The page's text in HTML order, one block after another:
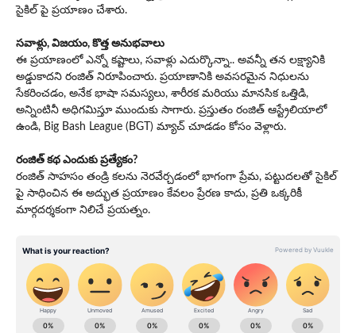
సైకిల్ పై ప్రయాణం చేశారు.
సవాళ్లు, విజయం, కొత్త అనుభవాలు
ఈ ప్రయాణంలో ఎన్నో కష్టాలు, సవాళ్లు ఎదుర్కొన్నా.. అవన్నీ తన లక్ష్యానికి
అడ్డుకాదని రంజిత్ నిరూపించారు. ప్రయాణానికి అవసరమైన నిధులను
సేకరించడం, అనేక భాషా సమస్యలు, శారీరక మరియు మానసిక ఒత్తిడి,
అన్నింటినీ అధిగమిస్తూ ముందుకు సాగారు. ప్రస్తుతం రంజిత్ ఆస్ట్రేలియాలో
ఉండి, Big Bash League (BGT) మ్యాచ్ చూడడం కోసం వెళ్లారు.
రంజిత్ కథ ఎందుకు ప్రత్యేకం?
రంజిత్ సాహసం తండ్రి కలను నెరవేర్చడంలో భాగంగా ప్రేమ, పట్టుదలతో సైకిల్
పై సాధించిన ఈ అద్భుత ప్రయాణం కేవలం ప్రేరణ కాదు, ప్రతి ఒక్కరికీ
మార్గదర్శకంగా నిలిచే ప్రయత్నం.